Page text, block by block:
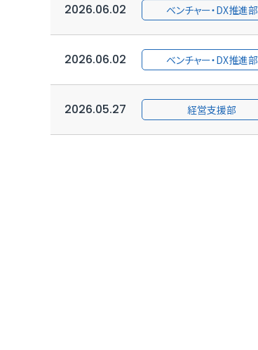
2026.06.02 ベンチャー・DX推進部
2026.06.02 ベンチャー・DX推進部
2026.05.27 経営支援部